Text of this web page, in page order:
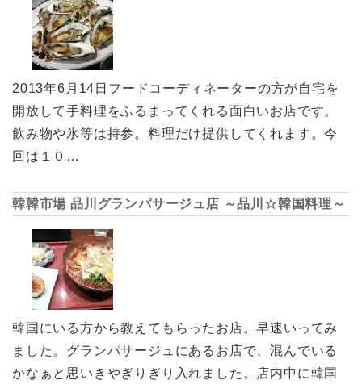
2013年6月14日フードコーディネーターの方が自宅を
開放して手料理をふるまってくれる面白いお店です。
飲み物や氷等は持参。料理だけ提供してくれます。今
回は１０…
韓韓市場 品川グランパサージュ店 ～品川☆韓国料理～
韓国にいる方から教えてもらったお店。早速いってみ
ました。グランパサージュにあるお店で、混んでいる
かなぁと思いきやぎりぎり入れました。店内中に韓国